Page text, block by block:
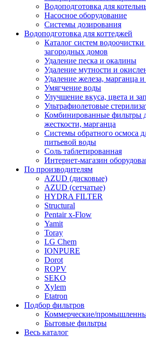
Водоподготовка для
Насосное оборудование
Системы дозирования
Водоподготовка для коттеджей
Каталог систем
загородных домов
Удаление песка и окалины
Удаление мутности и
Удаление железа, марганца и
Умягчение воды
Улучшение вкуса, цвета и
Ультрафиолетовые
Комбинированные фильтры
жесткости, марганца
Системы обратного осмоса
питьевой воды
Соль таблетированная
Интернет-магазин
По производителям
AZUD (дисковые)
AZUD (сетчатые)
HYDRA FILTER
Structural
Pentair x-Flow
Yamit
Toray
LG Chem
IONPURE
Dorot
ROPV
SEKO
Xylem
Etatron
Подбор фильтров
Коммерческие/
Бытовые фильтры
Весь каталог